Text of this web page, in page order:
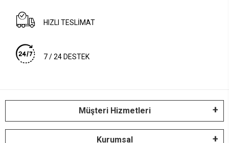
HIZLI TESLİMAT
7 / 24 DESTEK
Müşteri Hizmetleri
Kurumsal